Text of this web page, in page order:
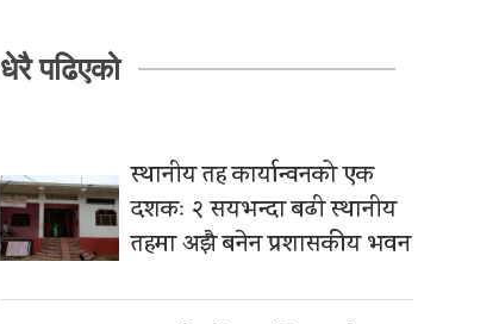
धेरै पढिएको
स्थानीय तह कार्यान्वनको एक
दशकः २ सयभन्दा बढी स्थानीय
तहमा अझै बनेन प्रशासकीय भवन